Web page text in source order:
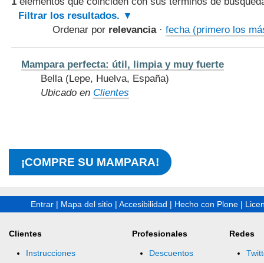
Filtrar los resultados.
Ordenar por relevancia · fecha (primero los
Mampara perfecta: útil, limpia y muy fuerte
Bella (Lepe, Huelva, España)
Ubicado en Clientes
¡COMPRE SU MAMPARA!
Entrar | Mapa del sitio | Accesibilidad | Hecho con Plone |
Clientes
Instrucciones
Profesionales
Descuentos
Redes